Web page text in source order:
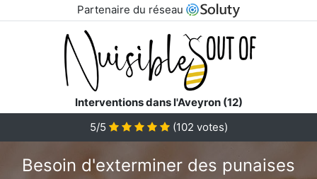
Partenaire du réseau
Interventions dans l'Aveyron (12)
5/5 (102 votes)
Besoin d'exterminer des punaises